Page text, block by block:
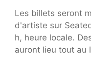
Les billets seront
d'artiste sur
h, heure locale.
auront lieu tout au